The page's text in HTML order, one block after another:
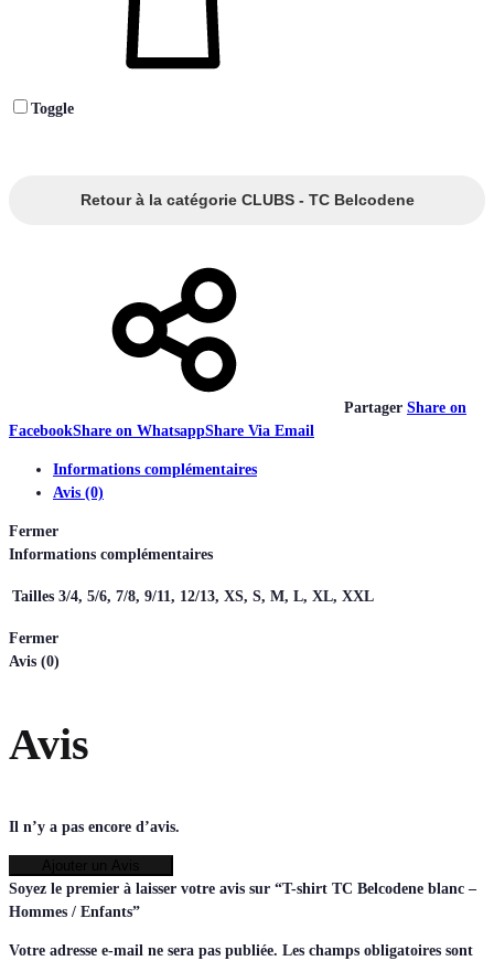
Toggle
Retour à la catégorie CLUBS - TC Belcodene
Partager Share on
FacebookShare on WhatsappShare Via Email
Informations complémentaires
Avis (0)
Fermer
Informations complémentaires
Tailles 3/4, 5/6, 7/8, 9/11, 12/13, XS, S, M, L, XL, XXL
Fermer
Avis (0)
Avis
Il n’y a pas encore d’avis.
Soyez le premier à laisser votre avis sur “T-shirt TC Belcodene blanc –
Hommes / Enfants”
Votre adresse e-mail ne sera pas publiée. Les champs obligatoires sont